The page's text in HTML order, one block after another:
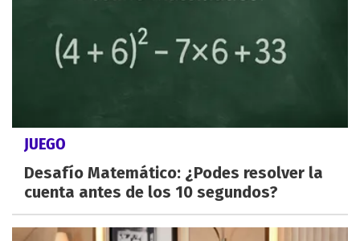
JUEGO
Desafío Matemático: ¿Podes resolver la
cuenta antes de los 10 segundos?